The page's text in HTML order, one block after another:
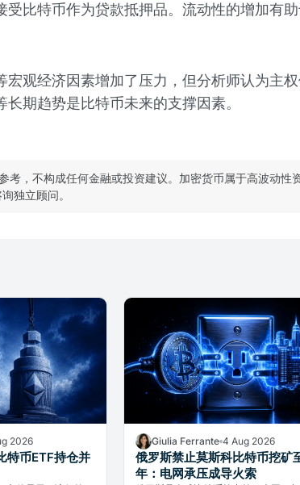
受比特币作为贷款抵押品。流动性的增加有
宏观经济因素增加了压力，但分析师认为主
期趋势是比特币未来的支撑因素。
考，不构成任何金融或投资建议。加密货币属于高波动性
独立顾问。
2026
特币ETF持仓并
Giulia Ferrante 4 Aug 2026
俄罗斯禁止莫斯科比特币挖矿
年：电网承压成导火索